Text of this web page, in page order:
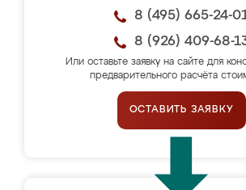
8 (495) 665-24-
8 (926) 409-68-
Или оставьте заявку на сайте для
предварительного расчёта
ОСТАВИТЬ ЗАЯВКУ